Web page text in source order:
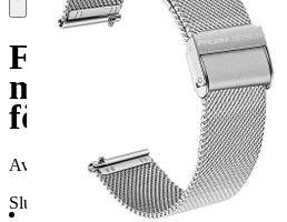
Fotostudio
m – Komplett
för Foto & Video
Avslutad
23 jun 18:37
Slutpris